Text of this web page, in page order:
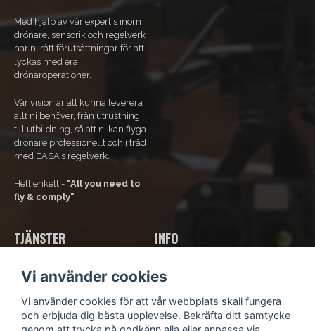
Operationstemperatur
NOHD
Laserklass
Med hjälp av vår expertis inom
drönare, sensorik och regelverk
har ni rätt förutsättningar för att
lyckas med era
drönaroperationer.
Vår vision är att kunna leverera
allt ni behöver, från utrustning
till utbildning, så att ni kan flyga
drönare professionellt och i tråd
med EASA's regelverk.
Helt enkelt - "All you need to
fly & comply"
TJÄNSTER
Bli ramavtals-kund
Hyr drönare
INFO
Kontakta oss
Köpvillkor
Integritetspolicy
Vi använder cookies
Vi använder cookies för att vår webbplats skall fungera
och erbjuda dig bästa upplevelse. Bekräfta ditt samtycke